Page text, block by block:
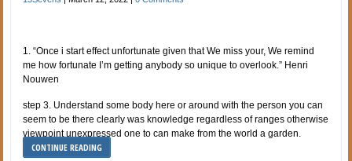
1. “Once i start effect unfortunate given that We miss your, We remind
me how fortunate I’m getting anybody so unique to overlook.” Henri
Nouwen
step 3. Understand some body here or around with the person you can
seem to be there clearly was knowledge regardless of ranges otherwise
viewpoint unexpressed one to can make from the world a garden.
CONTINUE READING